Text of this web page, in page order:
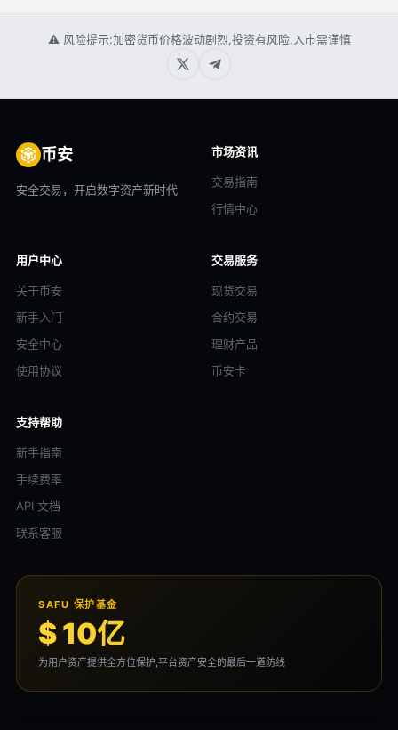
⚠ 风险提示:加密货币价格波动剧烈,投资有风险,入市需谨慎
币安
安全交易，开启数字资产新时代
市场资讯
交易指南
行情中心
用户中心
关于币安
新手入门
安全中心
使用协议
交易服务
现货交易
合约交易
理财产品
币安卡
支持帮助
新手指南
手续费率
API 文档
联系客服
SAFU 保护基金
$ 10亿
为用户资产提供全方位保护,平台资产安全的最后一道防线